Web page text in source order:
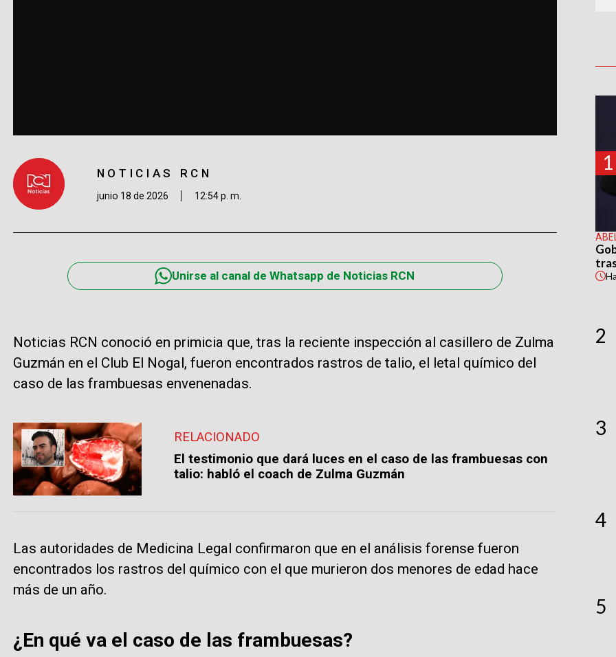
NOTICIAS RCN
junio 18 de 2026 12:54 p. m.
Unirse al canal de Whatsapp de Noticias RCN
Noticias RCN conoció en primicia que, tras la reciente inspección al casillero de Zulma
Guzmán en el Club El Nogal, fueron encontrados rastros de talio, el letal químico del
caso de las frambuesas envenenadas.
RELACIONADO
El testimonio que dará luces en el caso de las frambuesas con
talio: habló el coach de Zulma Guzmán
Las autoridades de Medicina Legal confirmaron que en el análisis forense fueron
encontrados los rastros del químico con el que murieron dos menores de edad hace
más de un año.
¿En qué va el caso de las frambuesas?
1
2
3
4
5